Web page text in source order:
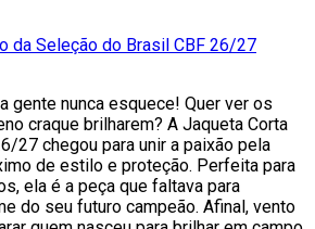
da Seleção do Brasil CBF 26/27
gente nunca esquece! Quer ver os
craque brilharem? A Jaqueta Corta
27 chegou para unir a paixão pela
de estilo e proteção. Perfeita para
ela é a peça que faltava para
do seu futuro campeão. Afinal, vento